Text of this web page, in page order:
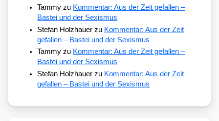
Tammy zu Kommentar: Aus der Zeit gefallen –
Bastei und der Sexismus
Stefan Holzhauer zu Kommentar: Aus der Zeit
gefallen – Bastei und der Sexismus
Tammy zu Kommentar: Aus der Zeit gefallen –
Bastei und der Sexismus
Stefan Holzhauer zu Kommentar: Aus der Zeit
gefallen – Bastei und der Sexismus